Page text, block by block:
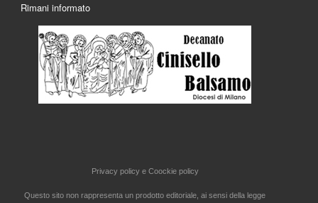
Rimani informato
Privacy policy e Coockie policy
Questo sito non rappresenta un prodotto editoriale, ai sensi della legge